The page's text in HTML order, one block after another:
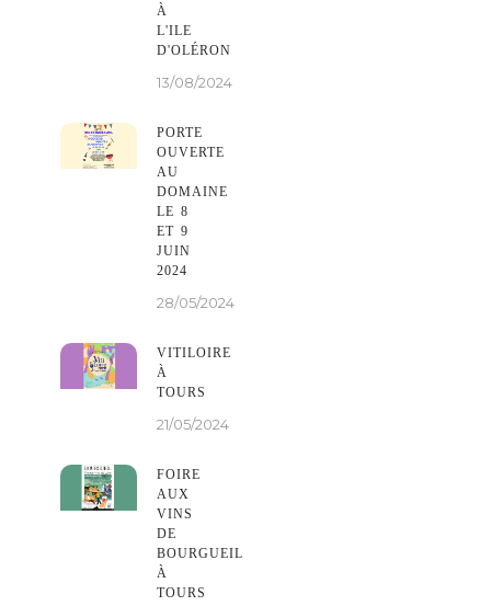
À
L'ILE
D'OLÉRON
13/08/2024
PORTE
OUVERTE
AU
DOMAINE
LE 8
ET 9
JUIN
2024
28/05/2024
VITILOIRE
À
TOURS
21/05/2024
FOIRE
AUX
VINS
DE
BOURGUEIL
À
TOURS